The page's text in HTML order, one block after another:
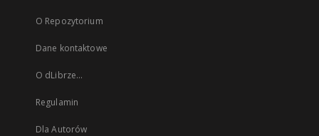
O Repozytorium
Dane kontaktowe
O dLibrze...
Regulamin
Dla Autorów